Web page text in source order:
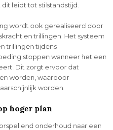
leidt tot stilstandstijd.
wordt ook gerealiseerd door
en trillingen. Het systeem
trillingen tijdens
stoppen wanneer het een
Dit zorgt ervoor dat
worden, waardoor
worden.
hoger plan
onderhoud naar een